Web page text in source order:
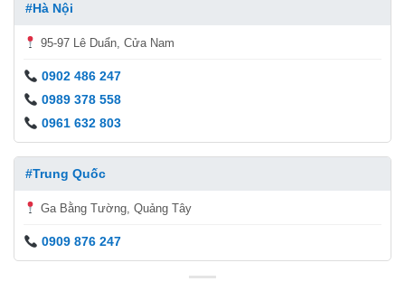
#Hà Nội
95-97 Lê Duẩn, Cửa Nam
0902 486 247
0989 378 558
0961 632 803
#Trung Quốc
Ga Bằng Tường, Quảng Tây
0909 876 247